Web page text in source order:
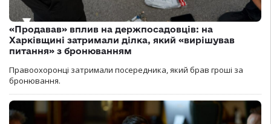
«Продавав» вплив на держпосадовців: на
Харківщині затримали ділка, який «вирішував
питання» з бронюванням
Правоохоронці затримали посередника, який брав гроші за
бронювання.